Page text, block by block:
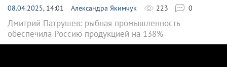
08.04.2025, 14:01 Александра Якимчук 223 0
Дмитрий Патрушев: рыбная промышленность
обеспечила Россию продукцией на 138%